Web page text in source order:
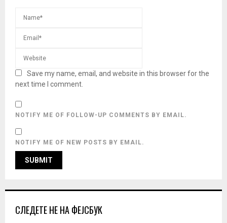
Save my name, email, and website in this browser for the
next time I comment.
NOTIFY ME OF FOLLOW-UP COMMENTS BY EMAIL.
NOTIFY ME OF NEW POSTS BY EMAIL.
СЛЕДЕТЕ НЕ НА ФЕЈСБУК